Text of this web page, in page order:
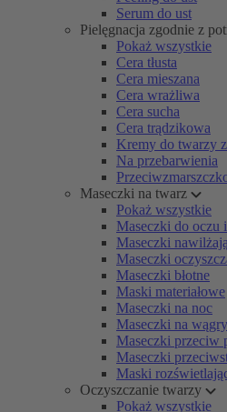
Serum do ust
Pielęgnacja zgodnie z
Pokaż wszystkie
Cera tłusta
Cera mieszana
Cera wrażliwa
Cera sucha
Cera trądzikowa
Kremy do twarzy
Na przebarwienia
Maseczki na twarz
Pokaż wszystkie
Maseczki do oczu
Maseczki
Maseczki
Maseczki błotne
Maski materiałowe
Maseczki na noc
Maseczki na wągry
Maseczki przeciw
Maseczki
Maski
Oczyszczanie twarzy
Pokaż wszystkie